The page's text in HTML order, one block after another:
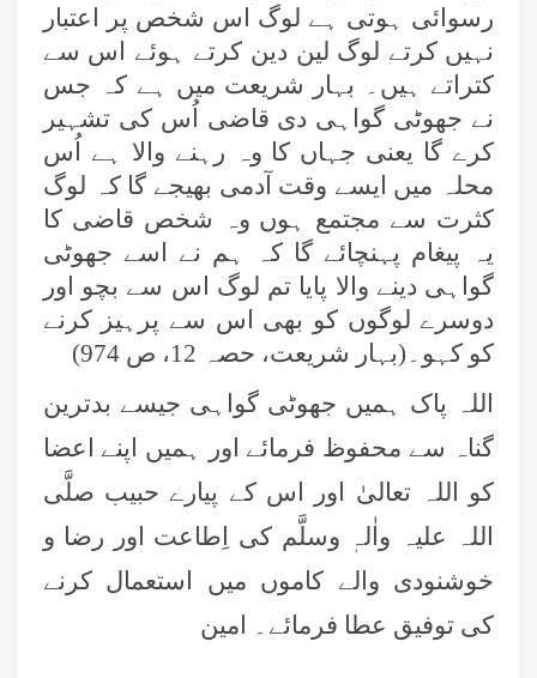
رسوائی ہوتی ہے لوگ اس شخص پر اعتبار
نہیں کرتے لوگ لین دین کرتے ہوئے اس سے
کتراتے ہیں۔ بہار شریعت میں ہے کہ جس
نے جھوٹی گواہی دی قاضی اُس کی تشہیر
کرے گا یعنی جہاں کا وہ رہنے والا ہے اُس
محلہ میں ایسے وقت آدمی بھیجے گا کہ لوگ
کثرت سے مجتمع ہوں وہ شخص قاضی کا
یہ پیغام پہنچائے گا کہ ہم نے اسے جھوٹی
گواہی دینے والا پایا تم لوگ اس سے بچو اور
دوسرے لوگوں کو بھی اس سے پرہیز کرنے
کو کہو۔(بہار شریعت، حصہ 12، ص 974)
اللہ پاک ہمیں جھوٹی گواہی جیسے بدترین
گناہ سے محفوظ فرمائے اور ہمیں اپنے اعضا
کو اللہ تعالیٰ اور اس کے پیارے حبیب صلَّی
اللہ علیہ واٰلہٖ وسلَّم کی اِطاعت اور رضا و
خوشنودی والے کاموں میں استعمال کرنے
کی توفیق عطا فرمائے۔ امین